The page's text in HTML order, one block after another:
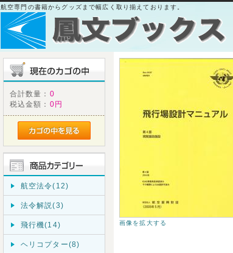
航空専門の書籍からグッズまで幅広く取り揃えております。
合計数量： 0
税込金額： 0円
航空法令(12)
法令解説(3)
飛行機(14)
ヘリコプター(8)
画像を拡大する